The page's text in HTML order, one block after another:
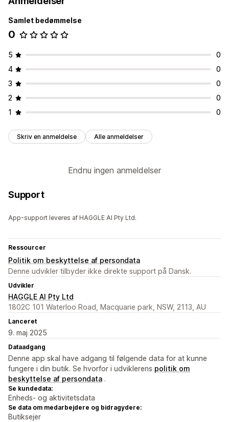
Samlet bedømmelse
0
5
0
4
0
3
0
2
0
1
0
Skriv en anmeldelse Alle anmeldelser
Endnu ingen anmeldelser
Support
App-support leveres af HAGGLE AI Pty Ltd.
Ressourcer
Politik om beskyttelse af persondata
Denne udvikler tilbyder ikke direkte support på Dansk.
Udvikler
HAGGLE AI Pty Ltd
1802C 101 Waterloo Road, Macquarie park, NSW, 2113, AU
Lanceret
9. maj 2025
Dataadgang
Denne app skal have adgang til følgende data for at kunne
fungere i din butik. Se hvorfor i udviklerens politik om
beskyttelse af persondata .
Se kundedata:
Enheds- og aktivitetsdata
Se data om medarbejdere og bidragydere:
Butiksejer